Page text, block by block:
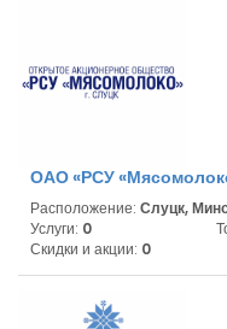
ОАО «РСУ
Расположение: Слуцк,
Услуги: 0
Скидки и акции: 0